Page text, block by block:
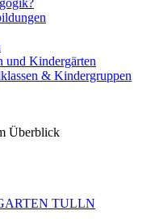
und Kindergärten
& Kindergruppen
Überblick
TULLN